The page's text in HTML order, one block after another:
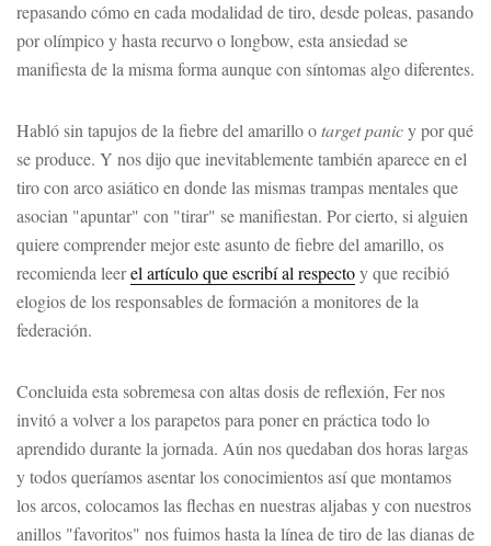
repasando cómo en cada modalidad de tiro, desde poleas, pasando
por olímpico y hasta recurvo o longbow, esta ansiedad se
manifiesta de la misma forma aunque con síntomas algo diferentes.
Habló sin tapujos de la fiebre del amarillo otarget panicy por qué
se produce. Y nos dijo que inevitablemente también aparece en el
tiro con arco asiático en donde las mismas trampas mentales que
asocian "apuntar" con "tirar" se manifiestan. Por cierto, si alguien
quiere comprender mejor este asunto de fiebre del amarillo, os
recomienda leerel artículo que escribí al respectoy que recibió
elogios de los responsables de formación a monitores de la
federación.
Concluida esta sobremesa con altas dosis de reflexión, Fer nos
invitó a volver a los parapetos para poner en práctica todo lo
aprendido durante la jornada. Aún nos quedaban dos horas largas
y todos queríamos asentar los conocimientos así que montamos
los arcos, colocamos las flechas en nuestras aljabas y con nuestros
anillos "favoritos" nos fuimos hasta la línea de tiro de las dianas de